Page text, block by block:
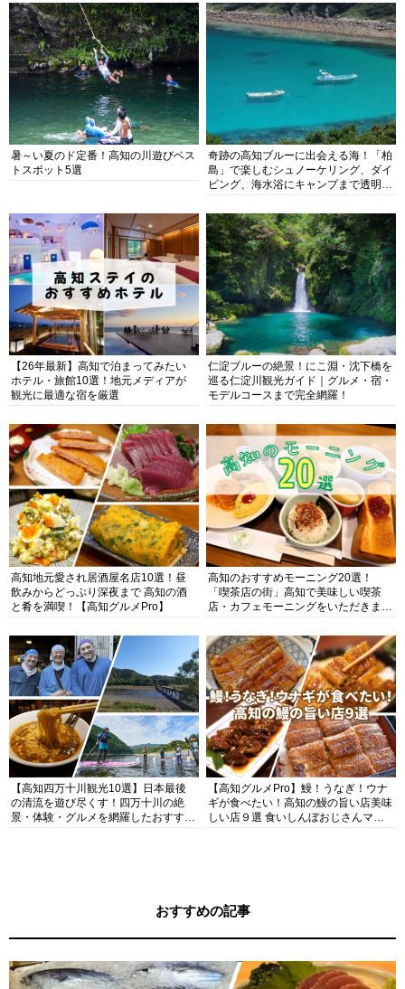
暑～い夏のド定番！高知の川遊びベス
トスポット5選
奇跡の高知ブルーに出会える海！「柏
島」で楽しむシュノーケリング、ダイ
ビング、海水浴にキャンプまで透明度
【26年最新】高知で泊まってみたい
ホテル・旅館10選！地元メディアが
観光に最適な宿を厳選
仁淀ブルーの絶景！にこ淵・沈下橋を
巡る仁淀川観光ガイド｜グルメ・宿・
モデルコースまで完全網羅！
高知地元愛され居酒屋名店10選！昼
飲みからどっぷり深夜まで 高知の酒
と肴を満喫！【高知グルメPro】
高知のおすすめモーニング20選！
「喫茶店の街」高知で美味しい喫茶
店・カフェモーニングをいただきま
【高知四万十川観光10選】日本最後
の清流を遊び尽くす！四万十川の絶
景・体験・グルメを網羅したおすすめ
【高知グルメPro】鰻！うなぎ！ウナ
ギが食べたい！高知の鰻の旨い店美味
しい店９選 食いしんぼおじさんマッ
おすすめの記事